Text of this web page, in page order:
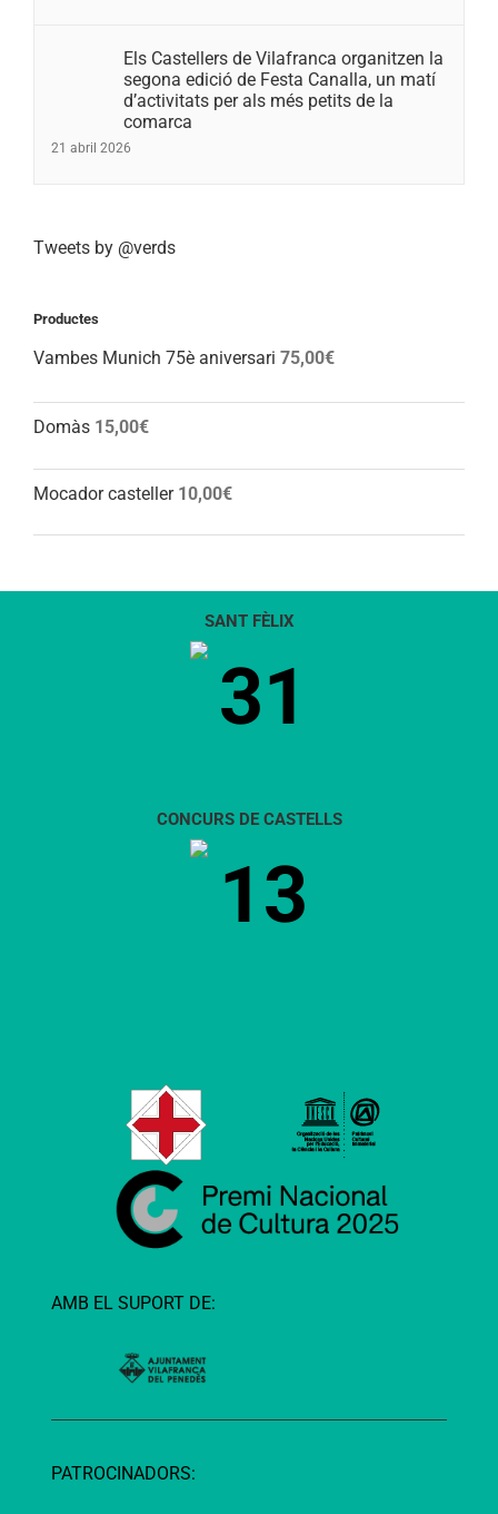
Els Castellers de Vilafranca organitzen la
segona edició de Festa Canalla, un matí
d’activitats per als més petits de la
comarca
21 abril 2026
Tweets by @verds
Productes
Vambes Munich 75è aniversari 75,00€
Domàs 15,00€
Mocador casteller 10,00€
SANT FÈLIX
31
CONCURS DE CASTELLS
13
AMB EL SUPORT DE:
PATROCINADORS: